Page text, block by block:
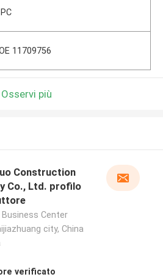
11709756
Osservi più
Construction
Co., Ltd. profilo
Business Center
city, China
verificato